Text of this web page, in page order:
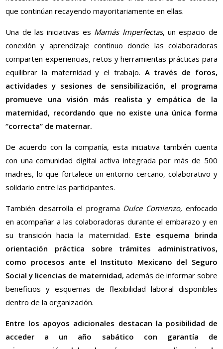
que continúan recayendo mayoritariamente en ellas.
Una de las iniciativas es Mamás Imperfectas, un espacio de
conexión y aprendizaje continuo donde las colaboradoras
comparten experiencias, retos y herramientas prácticas para
equilibrar la maternidad y el trabajo. A través de foros,
actividades y sesiones de sensibilización, el programa
promueve una visión más realista y empática de la
maternidad, recordando que no existe una única forma
“correcta” de maternar.
De acuerdo con la compañía, esta iniciativa también cuenta
con una comunidad digital activa integrada por más de 500
madres, lo que fortalece un entorno cercano, colaborativo y
solidario entre las participantes.
También desarrolla el programa Dulce Comienzo, enfocado
en acompañar a las colaboradoras durante el embarazo y en
su transición hacia la maternidad. Este esquema brinda
orientación práctica sobre trámites administrativos,
como procesos ante el Instituto Mexicano del Seguro
Social y licencias de maternidad, además de informar sobre
beneficios y esquemas de flexibilidad laboral disponibles
dentro de la organización.
Entre los apoyos adicionales destacan la posibilidad de
acceder a un año sabático con garantía de